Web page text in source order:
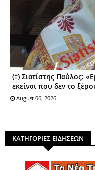
(†) Σιατίστης Παύλος:
εκείνοι που δεν το
August 06, 2026
ΚΑΤΗΓΟΡΙΕΣ ΕΙΔΗΣΕΩΝ